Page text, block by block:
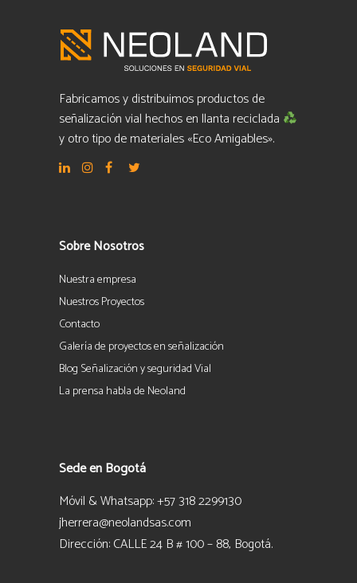
Fabricamos y distribuimos productos de
señalización vial hechos en llanta reciclada
y otro tipo de materiales «Eco Amigables».
Sobre Nosotros
Nuestra empresa
Nuestros Proyectos
Contacto
Galería de proyectos en señalización
Blog Señalización y seguridad Vial
La prensa habla de Neoland
Sede en Bogotá
Móvil & Whatsapp: +57 318 2299130
jherrera@neolandsas.com
Dirección: CALLE 24 B # 100 – 88, Bogotá.